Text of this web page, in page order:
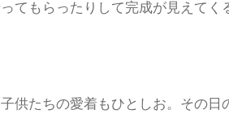
てもらったりして完成が見えて
供たちの愛着もひとしお。その